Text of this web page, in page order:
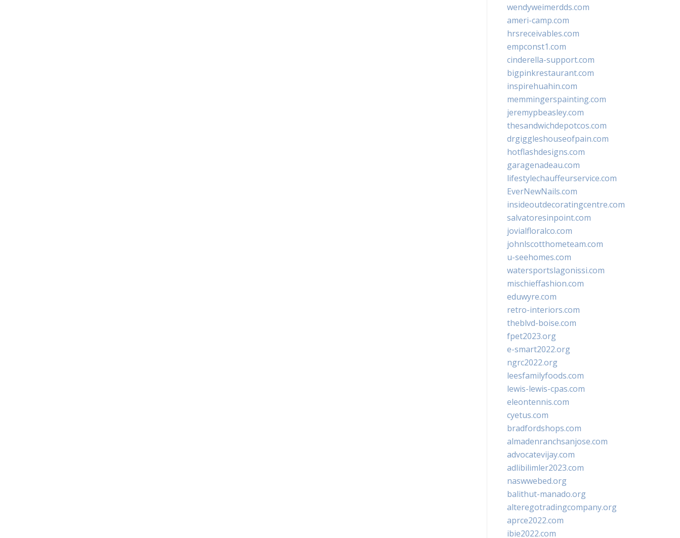
wendyweimerdds.com
ameri-camp.com
hrsreceivables.com
empconst1.com
cinderella-support.com
bigpinkrestaurant.com
inspirehuahin.com
memmingerspainting.com
jeremypbeasley.com
thesandwichdepotcos.com
drgiggleshouseofpain.com
hotflashdesigns.com
garagenadeau.com
lifestylechauffeurservice.com
EverNewNails.com
insideoutdecoratingcentre.com
salvatoresinpoint.com
jovialfloralco.com
johnlscotthometeam.com
u-seehomes.com
watersportslagonissi.com
mischieffashion.com
eduwyre.com
retro-interiors.com
theblvd-boise.com
fpet2023.org
e-smart2022.org
ngrc2022.org
leesfamilyfoods.com
lewis-lewis-cpas.com
eleontennis.com
cyetus.com
bradfordshops.com
almadenranchsanjose.com
advocatevijay.com
adlibilimler2023.com
naswwebed.org
balithut-manado.org
alteregotradingcompany.org
aprce2022.com
ibie2022.com